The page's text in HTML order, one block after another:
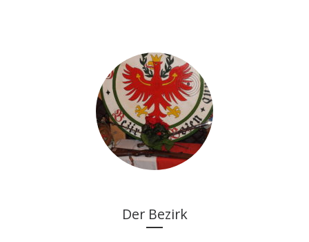
Der Bezirk